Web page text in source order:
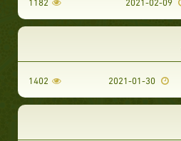
2021-01-30
1402